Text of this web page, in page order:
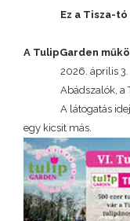
Ez a Tisza-
A TulipGarden
2026. április 3.
Abádszalók, a
A látogatás
egy kicsit más.